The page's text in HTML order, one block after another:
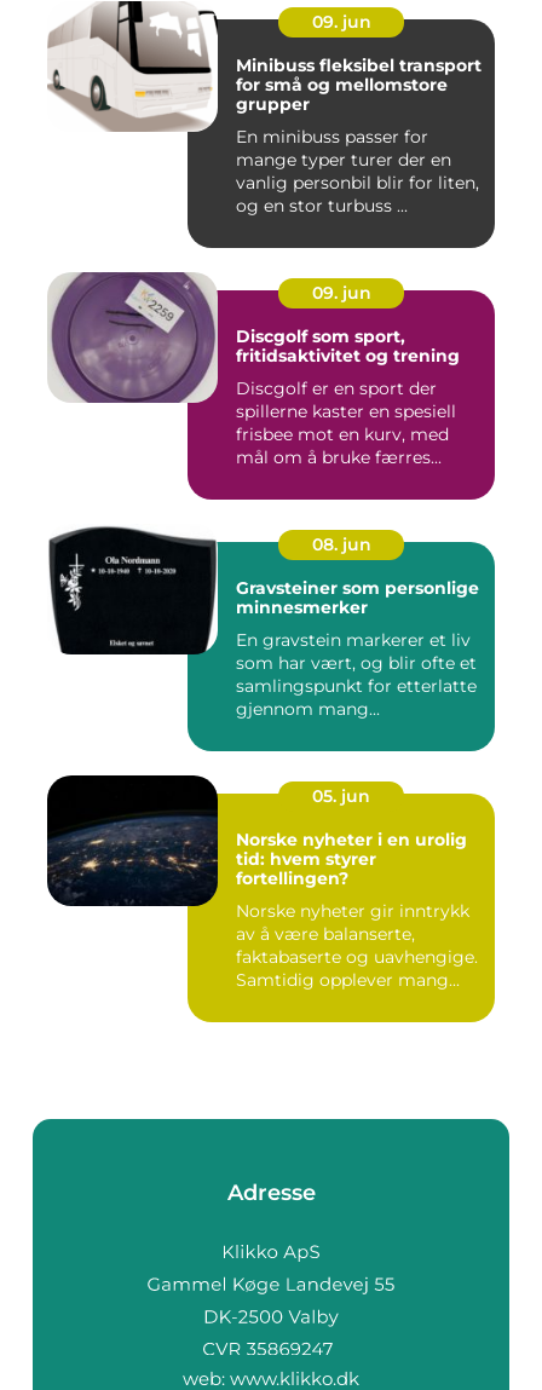
09. jun
Minibuss fleksibel transport
for små og mellomstore
grupper
En minibuss passer for
mange typer turer der en
vanlig personbil blir for liten,
og en stor turbuss ...
09. jun
Discgolf som sport,
fritidsaktivitet og trening
Discgolf er en sport der
spillerne kaster en spesiell
frisbee mot en kurv, med
mål om å bruke færres...
08. jun
Gravsteiner som personlige
minnesmerker
En gravstein markerer et liv
som har vært, og blir ofte et
samlingspunkt for etterlatte
gjennom mang...
05. jun
Norske nyheter i en urolig
tid: hvem styrer
fortellingen?
Norske nyheter gir inntrykk
av å være balanserte,
faktabaserte og uavhengige.
Samtidig opplever mang...
Adresse
web: www.klikko.dk